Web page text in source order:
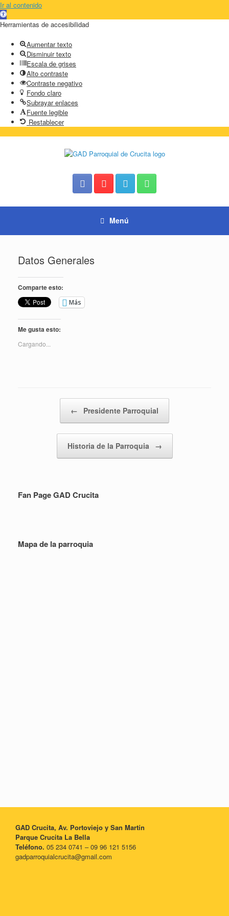
Ir al contenido
Abrir
barra
herramientas
Herramientas de accesibilidad
Aumentar texto
Disminuir texto
Escala de grises
Alto contraste
Contraste negativo
Fondo claro
Subrayar enlaces
Fuente legible
Restablecer
Menú
Datos Generales
Comparte esto:
Más
Me gusta esto:
Cargando...
← Presidente Parroquial
Historia de la Parroquia →
Fan Page GAD Crucita
Mapa de la parroquia
GAD Crucita, Av. Portoviejo y San Martín
Parque Crucita La Bella
Teléfono. 05 234 0741 – 09 96 121 5156
gadparroquialcrucita@gmail.com